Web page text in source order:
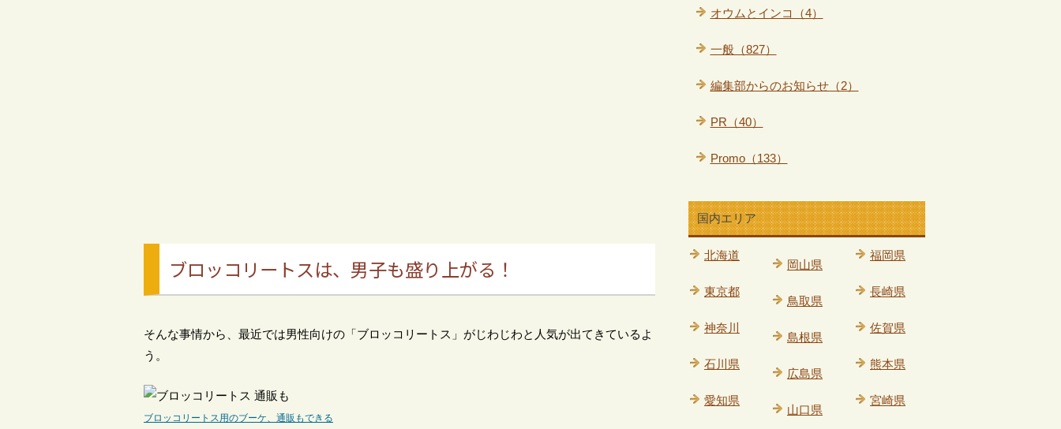
ブロッコリートスは、男子も盛り上がる！
そんな事情から、最近では男性向けの「ブロッコリートス」がじわじわと人気が出てきているよ
う。
ブロッコリートス用のブーケ、通販もできる
オウムとインコ（4）
一般（827）
編集部からのお知らせ（2）
PR（40）
Promo（133）
国内エリア
北海道
東京都
神奈川
石川県
愛知県
岡山県
鳥取県
島根県
広島県
山口県
福岡県
長崎県
佐賀県
熊本県
宮崎県